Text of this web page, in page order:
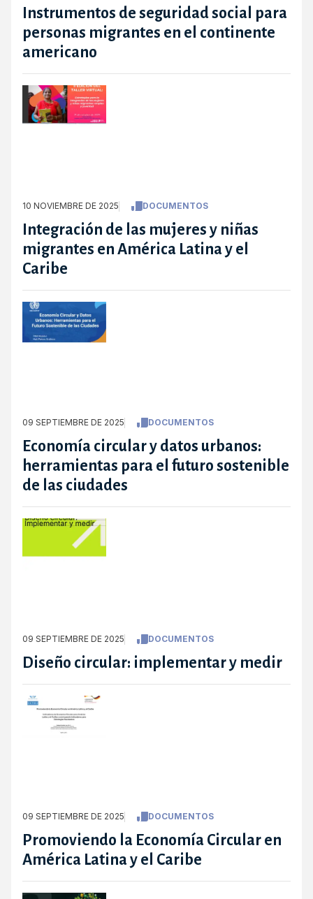
Instrumentos de seguridad social para
personas migrantes en el continente
americano
10 NOVIEMBRE DE 2025 DOCUMENTOS
Integración de las mujeres y niñas
migrantes en América Latina y el
Caribe
09 SEPTIEMBRE DE 2025 DOCUMENTOS
Economía circular y datos urbanos:
herramientas para el futuro sostenible
de las ciudades
09 SEPTIEMBRE DE 2025 DOCUMENTOS
Diseño circular: implementar y medir
09 SEPTIEMBRE DE 2025 DOCUMENTOS
Promoviendo la Economía Circular en
América Latina y el Caribe